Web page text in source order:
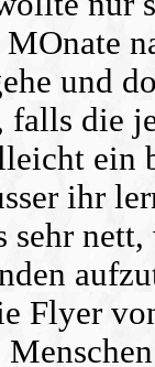
und
die
ein
ihr
sehr
Flyer